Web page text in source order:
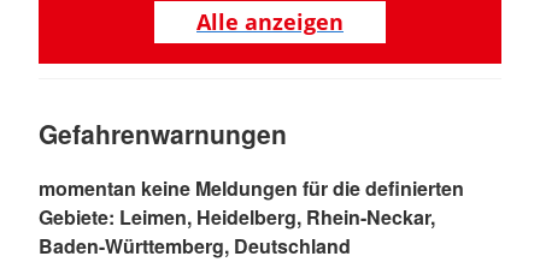
Alle anzeigen
Gefahrenwarnungen
momentan keine Meldungen für die definierten
Gebiete: Leimen, Heidelberg, Rhein-Neckar,
Baden-Württemberg, Deutschland